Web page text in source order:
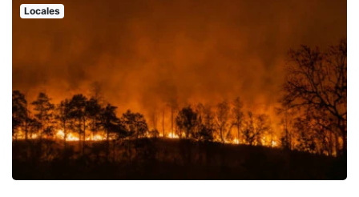
Locales